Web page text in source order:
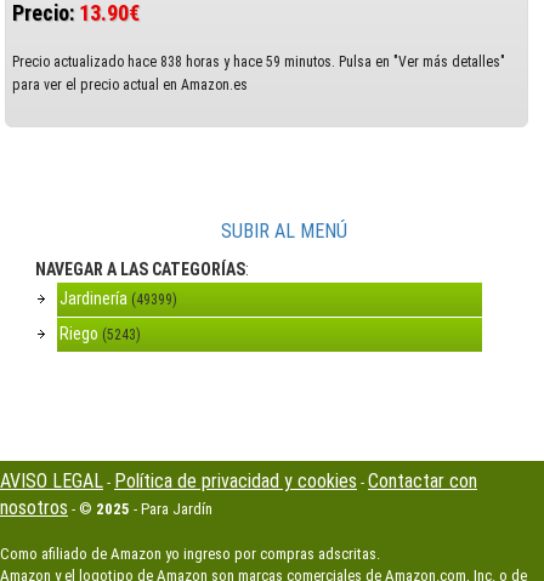
Precio: 13.90€
Precio actualizado hace 838 horas y hace 59 minutos. Pulsa en "Ver más detalles"
para ver el precio actual en Amazon.es
SUBIR AL MENÚ
NAVEGAR A LAS CATEGORÍAS:
Jardinería (49399)
Riego (5243)
AVISO LEGAL - Política de privacidad y cookies - Contactar con
nosotros - © 2025 - Para Jardín
Como afiliado de Amazon yo ingreso por compras adscritas.
Amazon y el logotipo de Amazon son marcas comerciales de Amazon.com, Inc. o de